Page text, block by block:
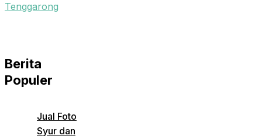
Tenggarong
Berita
Populer
Jual Foto
Syur dan